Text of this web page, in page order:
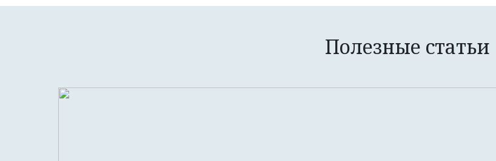
Полезные статьи